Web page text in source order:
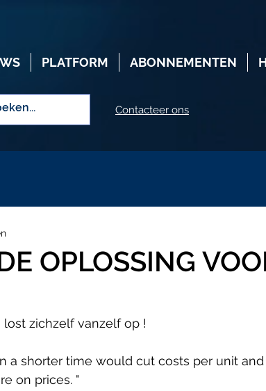
PLATFORM ABONNEMENTEN
Contacteer ons
OPLOSSING
zichzelf vanzelf op !
a shorter time would cut costs per unit and
on prices. "